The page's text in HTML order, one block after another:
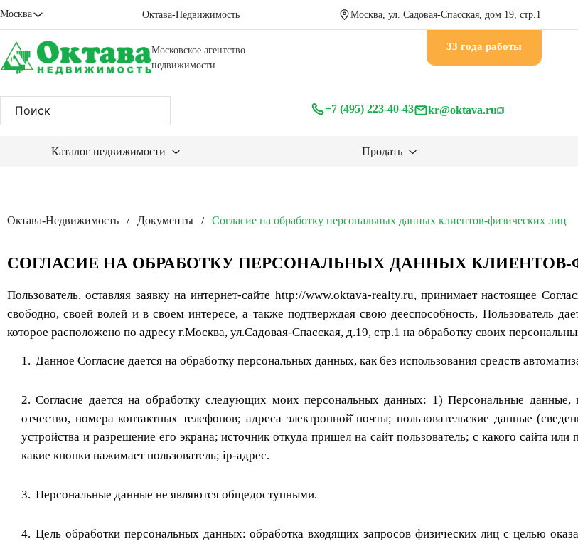
Москва Октава-Недвижимость Москва, ул. Садовая-Спасская, дом 19, стр.1
Московское агентство
недвижимости
33 годa работы
+7 (495) 223-40-43 kr@oktava.ru
Каталог недвижимости Продать
Октава-Недвижимость / Документы / Согласие на обработку персональных данных клиентов-физических лиц
СОГЛАСИЕ НА ОБРАБОТКУ ПЕРСОНАЛЬНЫХ ДАННЫХ
Пользователь, оставляя заявку на интернет-сайте http://www.oktava-realty.ru, принимает настоящее
свободно, своей волей и в своем интересе, а также подтверждая свою дееспособность,
которое расположено по адресу г.Москва, ул.Садовая-Спасская, д.19, стр.1 на обработку своих
Данное Согласие дается на обработку персональных данных, как без использования средств
Согласие дается на обработку следующих моих персональных данных: 1) Персональные
отчество, номера контактных телефонов; адреса электронной̆ почты; пользовательские данные
устройства и разрешение его экрана; источник откуда пришел на сайт пользователь; с какого сайта
какие кнопки нажимает пользователь; ip-адрес.
Персональные данные не являются общедоступными.
Цель обработки персональных данных: обработка входящих запросов физических лиц с целью